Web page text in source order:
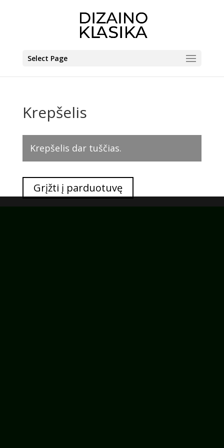
Select Page
Krepšelis
Krepšelis dar tuščias.
Grįžti į parduotuvę